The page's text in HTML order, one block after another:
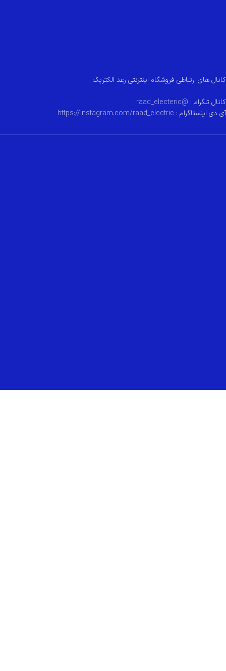
کانال های ارتباطی فروشگاه اینترنتی رعد الکتریک
کانال تلگرام : @raad_electeric
آی دی اینستاگرام : https://instagram.com/raad_electric